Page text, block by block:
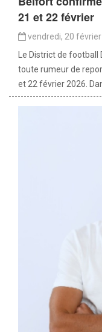
21 et 22 février
vendredi, 20
Le District de
toute rumeur de
et 22 février 2026.